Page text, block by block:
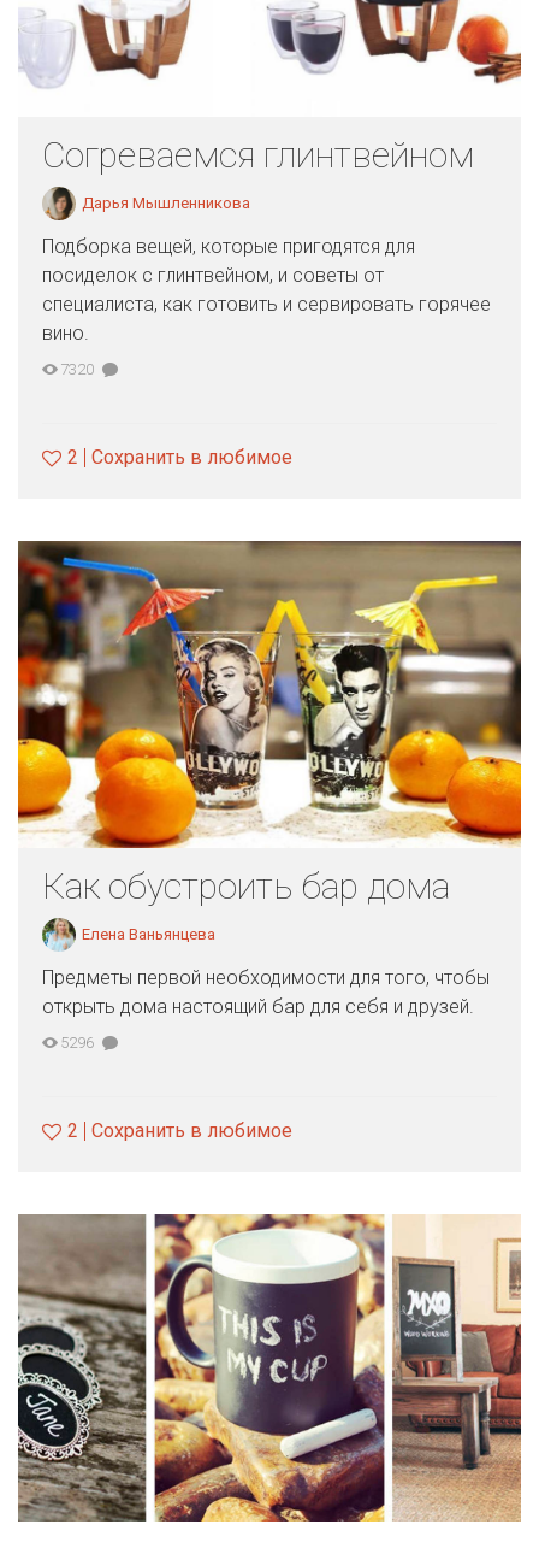
Согреваемся глинтвейном
Дарья Мышленникова
Подборка вещей, которые пригодятся для
посиделок с глинтвейном, и советы от
специалиста, как готовить и сервировать горячее
вино.
7320
2 Сохранить в любимое
Как обустроить бар дома
Елена Ваньянцева
Предметы первой необходимости для того, чтобы
открыть дома настоящий бар для себя и друзей.
5296
2 Сохранить в любимое